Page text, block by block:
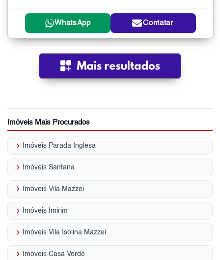
WhatsApp Contatar
Imóveis Mais Procurados
keyboard_arrow_right Imóveis Parada Inglesa
keyboard_arrow_right Imóveis Santana
keyboard_arrow_right Imóveis Vila Mazzei
keyboard_arrow_right Imóveis Imirim
keyboard_arrow_right Imóveis Vila Isolina Mazzei
keyboard_arrow_right Imóveis Casa Verde